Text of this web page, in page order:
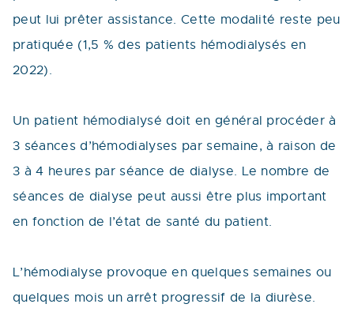
peut lui prêter assistance. Cette modalité reste peu
pratiquée (1,5 % des patients hémodialysés en
2022).
Un patient hémodialysé doit en général procéder à
3 séances d’hémodialyses par semaine, à raison de
3 à 4 heures par séance de dialyse. Le nombre de
séances de dialyse peut aussi être plus important
en fonction de l’état de santé du patient.
L’hémodialyse provoque en quelques semaines ou
quelques mois un arrêt progressif de la diurèse.